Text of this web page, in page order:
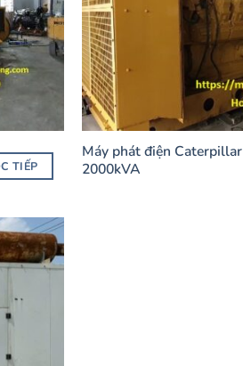
TIẾP
Máy phát điện Caterpillar
2000kVA